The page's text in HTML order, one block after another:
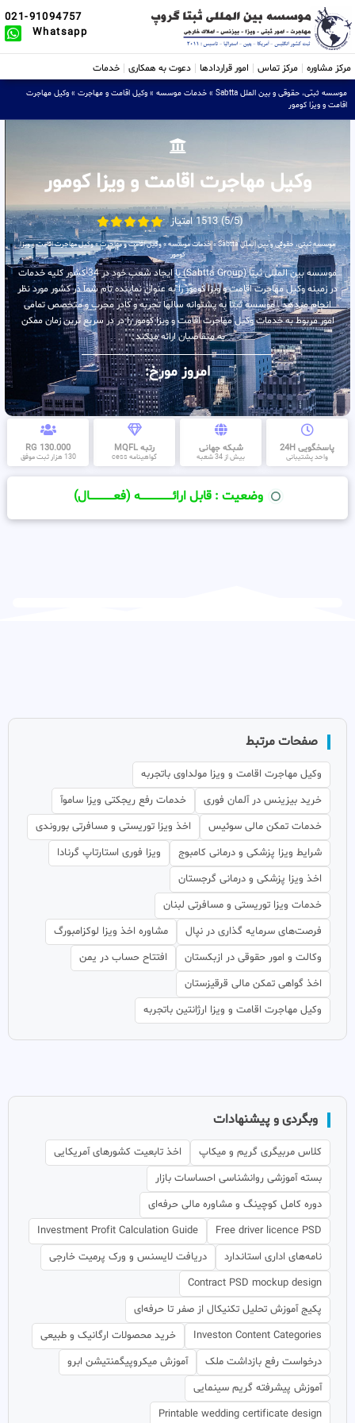
021-91094757
Whatsapp
مرکز مشاوره مرکز تماس امور قراردادها دعوت به همکاری خدمات
موسسه ثبتی، حقوقی و بین الملل Sabtta » خدمات موسسه » وکیل اقامت و مهاجرت » وکیل مهاجرت
اقامت و ویزا کومور
وکیل مهاجرت اقامت و ویزا کومور
(5/5) 1513 امتیاز
موسسه ثبتی، حقوقی و بین الملل Sabtta »خدمات موسسه»وکیل اقامت و مهاجرت»وکیل مهاجرت اقامت و ویزا
کومور
موسسه بین المللی ثبتا (Sabtta Group) با ایجاد شعب خود در 34 کشور کلیه خدمات
در زمینه وکیل مهاجرت اقامت و ویزا کومور را به عنوان نماینده تام شما در کشور مورد نظر
انجام میدهد . موسسه ثبتا به پشتوانه سالها تجربه و کادر مجرب و متخصص تمامی
امور مربوط به خدمات وکیل مهاجرت اقامت و ویزا کومور را در در سریع ترین زمان ممکن
به متقاضیان ارائه میکند .
امروز مورخ:
پاسخگویی 24H
واحد پشتیبانی
شبکه جهانی
بیش از 34 شعبه
رتبه MQFL
گواهینامه cess
130.000 RG
130 هزار ثبت موفق
وضعیت : قابل ارائــــــــــــــــــــه (فعـــــــــــــــال)
صفحات مرتبط
وکیل مهاجرت اقامت و ویزا مولداوی باتجربه
خرید بیزینس در آلمان فوری
خدمات رفع ریجکتی ویزا ساموآ
خدمات تمکن مالی سوئیس
اخذ ویزا توریستی و مسافرتی بوروندی
شرایط ویزا پزشکی و درمانی کامبوج
ویزا فوری استارتاپ گرنادا
اخذ ویزا پزشکی و درمانی گرجستان
خدمات ویزا توریستی و مسافرتی لبنان
فرصت‌های سرمایه گذاری در نپال
مشاوره اخذ ویزا لوکزامبورگ
وکالت و امور حقوقی در ازبکستان
افتتاح حساب در یمن
اخذ گواهی تمکن مالی قرقیزستان
وکیل مهاجرت اقامت و ویزا ارژانتین باتجربه
وبگردی و پیشنهادات
کلاس مربیگری گریم و میکاپ
اخذ تابعیت کشورهای آمریکایی
بسته آموزشی روانشناسی احساسات بازار
دوره کامل کوچینگ و مشاوره مالی حرفه‌ای
Free driver licence PSD
Investment Profit Calculation Guide
نامه‌های اداری استاندارد
دریافت لایسنس و ورک پرمیت خارجی
Contract PSD mockup design
پکیج آموزش تحلیل تکنیکال از صفر تا حرفه‌ای
Investon Content Categories
خرید محصولات ارگانیک و طبیعی
درخواست رفع بازداشت ملک
آموزش میکروپیگمنتیشن ابرو
آموزش پیشرفته گریم سینمایی
Printable wedding certificate design